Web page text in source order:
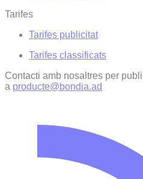
Tarifes
Tarifes publicitat
Tarifes classificats
Contacti amb nosaltres per
a producte@bondia.ad